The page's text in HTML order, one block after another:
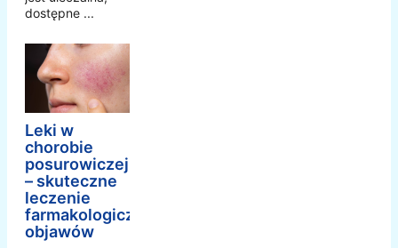
dostępne ...
Leki w
chorobie
posurowiczej
– skuteczne
leczenie
farmakologiczne
objawów